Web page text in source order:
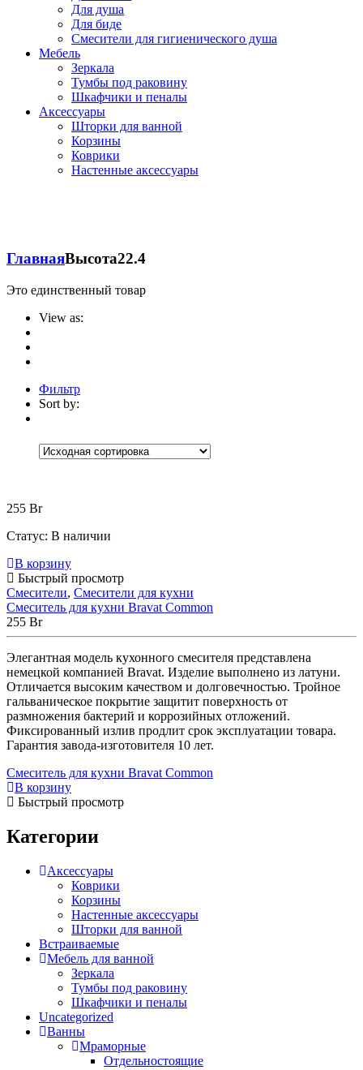
Для душа
Для биде
Смесители для гигиенического душа
Мебель
Зеркала
Тумбы под раковину
Шкафчики и пеналы
Аксессуары
Шторки для ванной
Корзины
Коврики
Настенные аксессуары
ГлавнаяВысота22.4
Это единственный товар
View as:
Фильтр
Sort by:
Категории Категории
Зеркала
Шкафчики и пеналы
Без рубрики(0)
Отдельностоящие(4)
Прямоугольные(2)
Акриловые (82)
Встраиваемые(1)
Отдельностоящие(40)
Прямоугольные
Угловые симметричные
Лицевые экраны
Торцевой экран
Гидромассажные системы
Гидромассаж + аэромассаж
Гидромассажные ванны
Душевые
Душевые кабины
255 Br
Статус: В наличии
В корзину
Быстрый просмотр
Смесители, Смесители для кухни
Смеситель для кухни Bravat Common
255 Br
Элегантная модель кухонного смесителя представлена
немецкой компанией Bravat. Изделие выполнено из латуни.
Отличается высоким качеством и долговечностью. Тройное
гальваническое покрытие защитит поверхность от
размножения бактерий и коррозийных отложений.
Фиксированный излив продлит срок эксплуатации товара.
Гарантия завода-изготовителя 10 лет.
Смеситель для кухни Bravat Common
В корзину
Быстрый просмотр
Категории
Аксессуары
Коврики
Корзины
Настенные аксессуары
Шторки для ванной
Встраиваемые
Мебель для ванной
Зеркала
Тумбы под раковину
Шкафчики и пеналы
Uncategorized
Ванны
Мраморные
Отдельностоящие